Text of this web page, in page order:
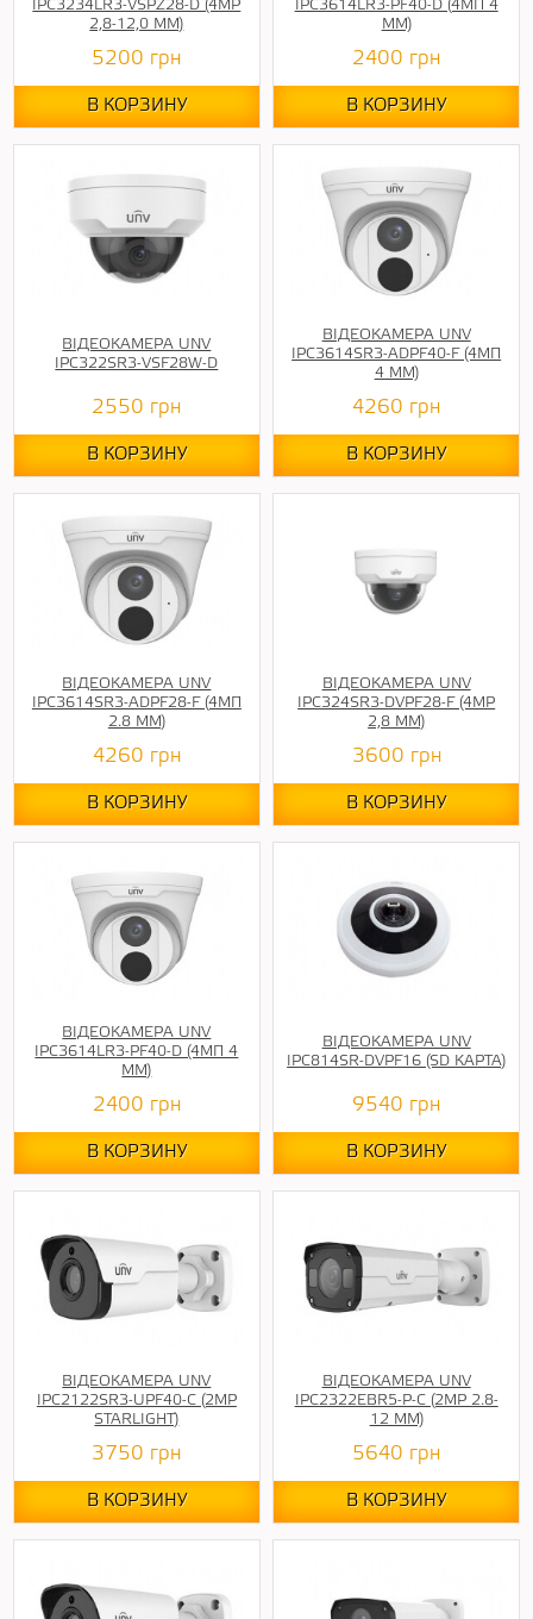
IPC3234LR3-VSPZ28-D (4MP
2,8-12,0 ММ)
5200 грн
В КОРЗИНУ
IPC3614LR3-PF40-D (4МП 4
ММ)
2400 грн
В КОРЗИНУ
ВІДЕОКАМЕРА UNV
IPC322SR3-VSF28W-D
2550 грн
В КОРЗИНУ
ВІДЕОКАМЕРА UNV
IPC3614SR3-ADPF40-F (4МП
4 ММ)
4260 грн
В КОРЗИНУ
ВІДЕОКАМЕРА UNV
IPC3614SR3-ADPF28-F (4МП
2.8 ММ)
4260 грн
В КОРЗИНУ
ВІДЕОКАМЕРА UNV
IPC324SR3-DVPF28-F (4MP
2,8 ММ)
3600 грн
В КОРЗИНУ
ВІДЕОКАМЕРА UNV
IPC3614LR3-PF40-D (4МП 4
ММ)
2400 грн
В КОРЗИНУ
ВІДЕОКАМЕРА UNV
IPC814SR-DVPF16 (SD КАРТА)
9540 грн
В КОРЗИНУ
ВІДЕОКАМЕРА UNV
IPC2122SR3-UPF40-C (2MP
STARLIGHT)
3750 грн
В КОРЗИНУ
ВІДЕОКАМЕРА UNV
IPC2322EBR5-P-C (2МР 2.8-
12 ММ)
5640 грн
В КОРЗИНУ